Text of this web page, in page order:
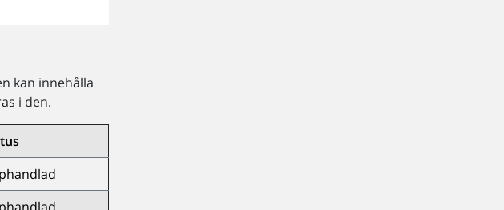
kan innehålla
i den.